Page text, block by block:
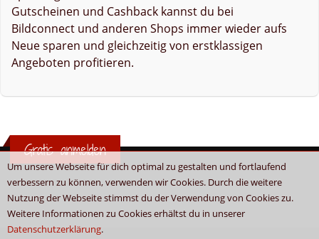
Um unsere Webseite für dich optimal zu gestalten und fortlaufend
verbessern zu können, verwenden wir Cookies. Durch die weitere
Nutzung der Webseite stimmst du der Verwendung von Cookies zu.
Weitere Informationen zu Cookies erhältst du in unserer
Datenschutzerklärung.
Gutscheinen und Cashback kannst du bei
Bildconnect und anderen Shops immer wieder aufs
Neue sparen und gleichzeitig von erstklassigen
Angeboten profitieren.
Gratis anmelden